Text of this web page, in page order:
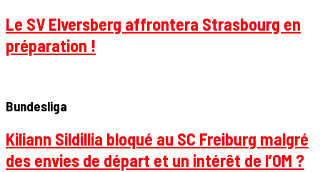
Le SV Elversberg affrontera Strasbourg en
préparation !
Bundesliga
Kiliann Sildillia bloqué au SC Freiburg malgré
des envies de départ et un intérêt de l’OM ?